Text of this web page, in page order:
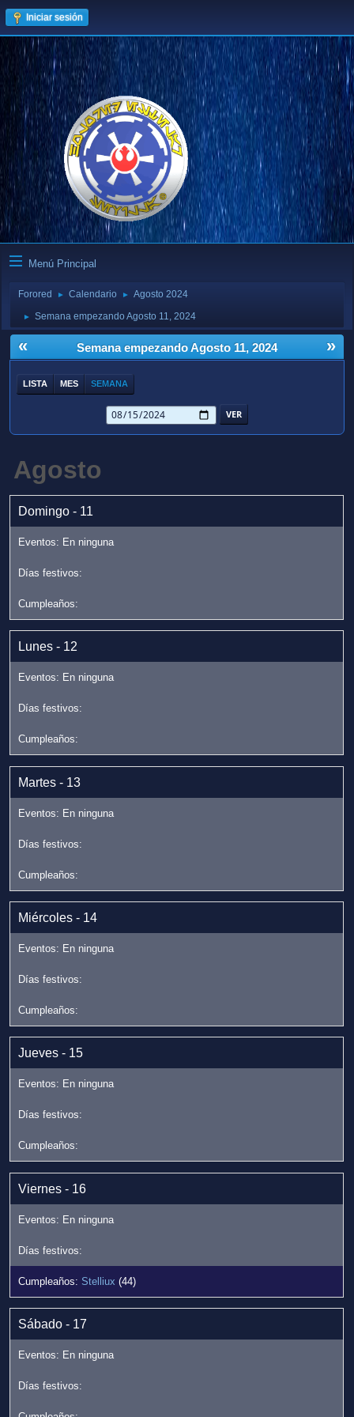
Iniciar sesión
Menú Principal
Forored ► Calendario ► Agosto 2024
► Semana empezando Agosto 11, 2024
« »
Semana empezando Agosto 11, 2024
LISTA MES SEMANA
Agosto
Domingo - 11
Lunes - 12
Martes - 13
Miércoles - 14
Jueves - 15
Viernes - 16
Stelliux (44)
Sábado - 17